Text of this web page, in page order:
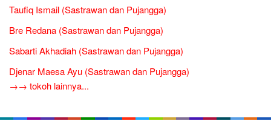
Taufiq Ismail (Sastrawan dan Pujangga)
Bre Redana (Sastrawan dan Pujangga)
Sabarti Akhadiah (Sastrawan dan Pujangga)
Djenar Maesa Ayu (Sastrawan dan Pujangga)
→→ tokoh lainnya...